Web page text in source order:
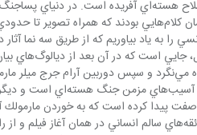
اختلالات ژنتيكي ناشي